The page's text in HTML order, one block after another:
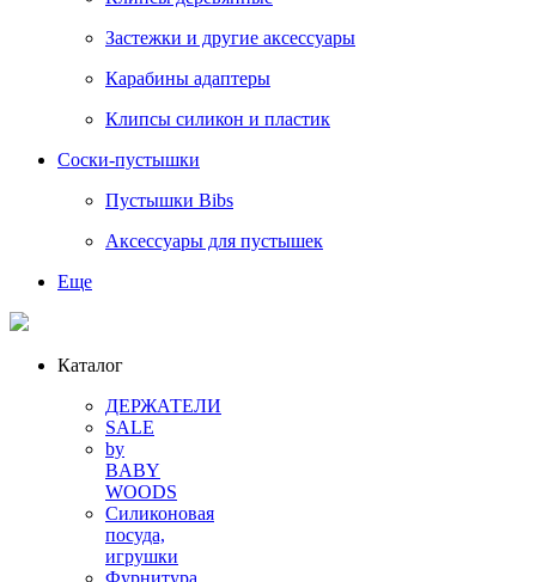
Застежки и другие аксессуары
Карабины адаптеры
Клипсы силикон и пластик
Соски-пустышки
Пустышки Bibs
Аксессуары для пустышек
Еще
Каталог
ДЕРЖАТЕЛИ
SALE
by
BABY
WOODS
Силиконовая
посуда,
игрушки
Фурнитура